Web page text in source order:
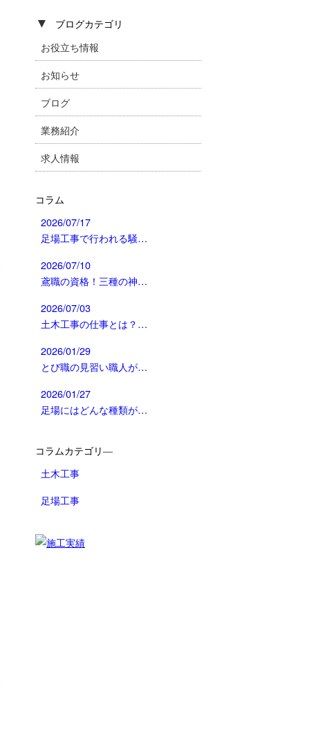
▼ ブログカテゴリ
お役立ち情報
お知らせ
ブログ
業務紹介
求人情報
コラム
2026/07/17
足場工事で行われる騒…
2026/07/10
鳶職の資格！三種の神…
2026/07/03
土木工事の仕事とは？…
2026/01/29
とび職の見習い職人が…
2026/01/27
足場にはどんな種類が…
コラムカテゴリ―
土木工事
足場工事